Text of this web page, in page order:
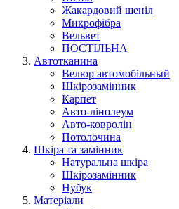
Жакардовий шеніл
Микрофібра
Вельвет
ПОСТІЛЬНА
Автотканина
Велюр автомобільный
Шкірозамінник
Карпет
Авто-лінолеум
Авто-ковролін
Потолочина
Шкіра та замінник
Натуральна шкіра
Шкірозамінник
Нубук
Матеріали